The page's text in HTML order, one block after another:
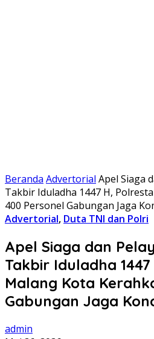
Beranda Advertorial Apel Siaga
Takbir Iduladha 1447 H,
400 Personel Gabungan Jaga
Advertorial, Duta TNI dan Polri
Apel Siaga dan
Takbir Iduladha
Malang Kota
Gabungan Jaga
admin